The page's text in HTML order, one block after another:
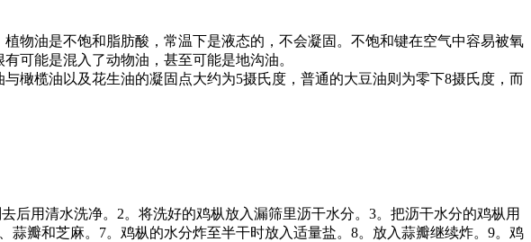
物油是不饱和脂肪酸，常温下是液态的，不会凝固。不饱和键在空气中容易被氧
可能是混入了动物油，甚至可能是地沟油。
橄榄油以及花生油的凝固点大约为5摄氏度，普通的大豆油则为零下8摄氏度，而
后用清水洗净。2。将洗好的鸡枞放入漏筛里沥干水分。3。把沥干水分的鸡枞用
瓣和芝麻。7。鸡枞的水分炸至半干时放入适量盐。8。放入蒜瓣继续炸。9。鸡